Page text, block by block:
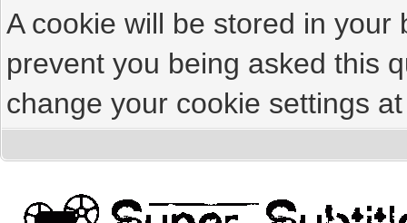
A cookie will be stored in
prevent you being asked this
change your cookie settings